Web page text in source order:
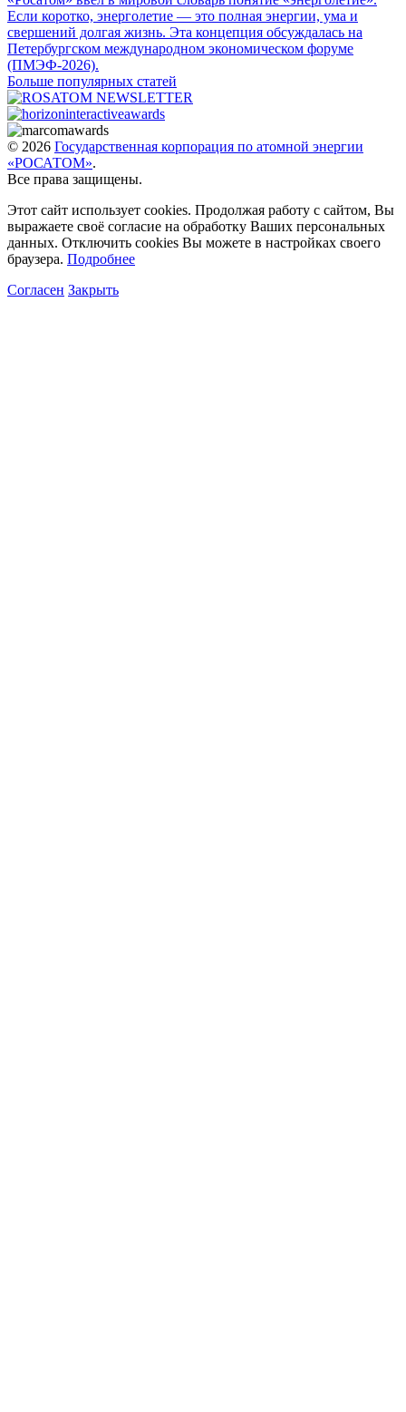
Если коротко, энерголетие — это полная энергии, ума и
свершений долгая жизнь. Эта концепция обсуждалась на
Петербургском международном экономическом форуме
(ПМЭФ-2026).
Больше популярных статей
© 2026 Государственная корпорация по атомной энергии
«РОСАТОМ».
Все права защищены.
Этот сайт использует cookies. Продолжая работу с сайтом, Вы
выражаете своё согласие на обработку Ваших персональных
данных. Отключить cookies Вы можете в настройках своего
браузера. Подробнее
Согласен Закрыть